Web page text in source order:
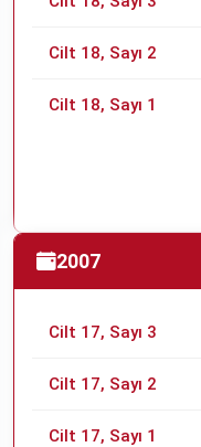
Cilt 18, Sayı 2
Cilt 18, Sayı 1
2007
Cilt 17, Sayı 3
Cilt 17, Sayı 2
Cilt 17, Sayı 1